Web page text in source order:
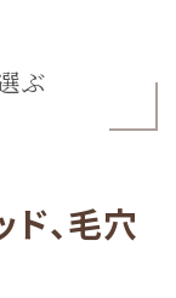
ぶ
、毛穴